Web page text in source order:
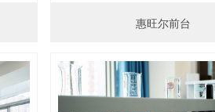
惠旺尔前台